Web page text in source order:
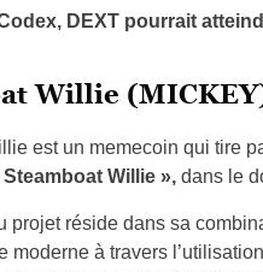
DEXT pourrait
Willie
est un memecoin qui tire
Steamboat Willie »,dans le
projet réside dans sa
moderne à travers